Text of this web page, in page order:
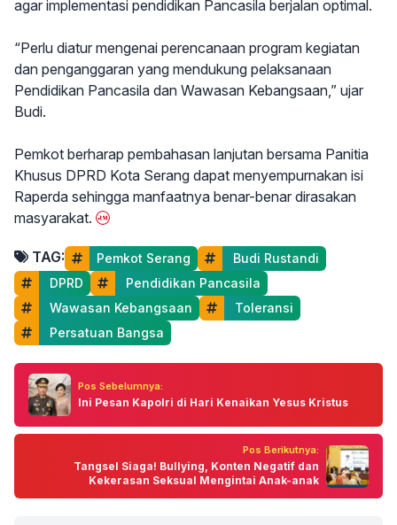
agar implementasi pendidikan Pancasila berjalan optimal.
“Perlu diatur mengenai perencanaan program kegiatan
dan penganggaran yang mendukung pelaksanaan
Pendidikan Pancasila dan Wawasan Kebangsaan,” ujar
Budi.
Pemkot berharap pembahasan lanjutan bersama Panitia
Khusus DPRD Kota Serang dapat menyempurnakan isi
Raperda sehingga manfaatnya benar-benar dirasakan
masyarakat.
TAG: Pemkot Serang
Budi Rustandi
DPRD
Pendidikan Pancasila
Wawasan Kebangsaan
Toleransi
Persatuan Bangsa
Pos Sebelumnya:
Ini Pesan Kapolri di Hari Kenaikan Yesus Kristus
Pos Berikutnya:
Tangsel Siaga! Bullying, Konten Negatif dan
Kekerasan Seksual Mengintai Anak-anak